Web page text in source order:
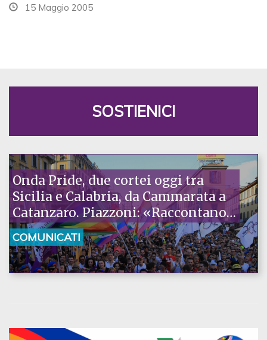
15 Maggio 2005
SOSTIENICI
Onda Pride, due cortei oggi tra
Sicilia e Calabria, da Cammarata a
Catanzaro. Piazzoni: «Raccontano
la nostra ostinazione»
COMUNICATI